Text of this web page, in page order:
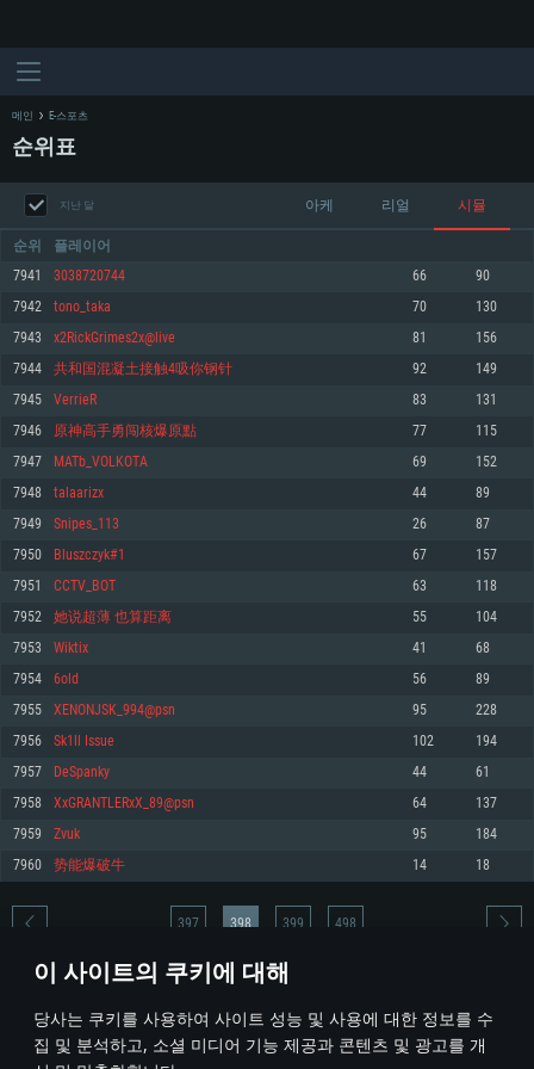
이 사이트의 쿠키에 대해
당사는 쿠키를 사용하여 사이트 성능 및 사용에 대한 정보를 수
집 및 분석하고, 소셜 미디어 기능 제공과 콘텐츠 및 광고를 개
최소사양
운영체제: Windows 10 (64 bit)
프로세서: 2.2 GHz 듀얼코어 이상
메모리: 4GB
그래픽 카드: DirectX 11 이상을 지원하는 AMD Radeon 77XX / NVIDIA
GeForce GT 660. 최소 사양 해상도: 720p
네트워크: 브로드밴드 인터넷
여유 저장 공간: 22.1 GB (최소 클라이언트)
권장 사양
570 혹은 그 이상
여유 저장 공간: 62.2 GB (전체 클라이언트)
최소사양
운영체제: Mac OS Big Sur 11.0
프로세서: 최소 2.2 GHz의 Core i5 (Intel Xeon 은 지원하지 않습니다)
메모리: 6 GB
그래픽 카드: Metal 을 지원하는 Intel Iris Pro 5200 (Mac), 혹은 이와 비슷한 성
능을 가지는 Mac 버전의 AMD/Nvidia. 최소 해상도: 720p
네트워크: 브로드밴드 인터넷
여유 저장 공간: 22.1 GB (최소 클라이언트)
권장 사양
네트워크: 브로드밴드 인터넷
여유 저장 공간: 62.2 GB (전체 클라이언트)
최소사양
운영체제: 64bit Linux 중 최신 버전
프로세서: 2.4 GHz 듀얼코어
메모리: 4 GB
그래픽 카드: Vulkan 을 지원하고, 최신 그래픽 드라이버를 지원하는 NVIDIA
660 (6개월 미만) 혹은 그와 동급의 성능을 가지며 최신 그래픽 드라이버를 지
원하는 AMD (6개월 미만; 최소사양 지원 해상도 720p)
네트워크: 브로드밴드 인터넷
여유 저장 공간: 22.1 GB (최소 클라이언트)
권장 사양
운영체제: Ubuntu 20.04 64bit
프로세서: Intel Core i7
메모리: 16 GB
그래픽 카드: Vulkan 을 지원하고, 최신 그래픽 드라이버를 지원하는 NVIDIA
1060 (6개월 미만) 혹은 그와 동급의 성능을 가지며 최신 그래픽 드라이버를
지원하는 AMD RX 570 (6개월 미만; 최소사양 지원 해상도 720p) 이상
여유 저장 공간: 62.2 GB (전체 클라이언트)
메인 E-스포츠
순위표
지난 달 아케 리얼 시뮬
순위 플레이어
7941 3038720744 66 90
7942 tono_taka 70 130
7943 x2RickGrimes2x@live 81 156
7944 共和国混凝土接触4吸你钢针 92 149
7945 VerrieR 83 131
7946 原神高手勇闯核爆原點 77 115
7947 MATb_VOLKOTA 69 152
7948 talaarizx 44 89
7949 Snipes_113 26 87
7950 Bluszczyk#1 67 157
7951 CCTV_BOT 63 118
7952 她说超薄 也算距离 55 104
7953 Wiktix 41 68
7954 6old 56 89
7955 XENONJSK_994@psn 95 228
7956 Sk1ll Issue 102 194
7957 DeSpanky 44 61
7958 XxGRANTLERxX_89@psn 64 137
7959 Zvuk 95 184
7960 势能爆破牛 14 18
* 순위표는 매일 1회 갱신됩니다
397 398 399 498